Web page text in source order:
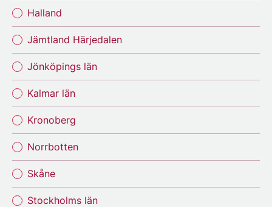
Halland
Jämtland Härjedalen
Jönköpings län
Kalmar län
Kronoberg
Norrbotten
Skåne
Stockholms län